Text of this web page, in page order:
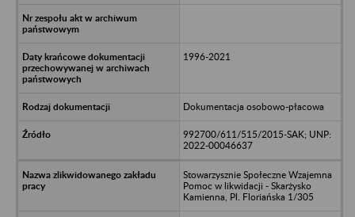
1996-2021
Dokumentacja osobowo-płacowa
992700/611/515/2015-SAK; UNP:
2022-00046637
Stowarzysznie Społeczne Wzajemna
Pomoc w likwidacji - Skarżysko
Kamienna, Pl. Floriańska 1/305